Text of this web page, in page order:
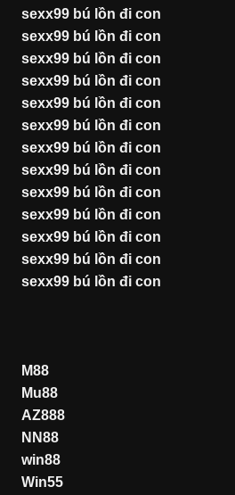
sexx99 bú lồn đi con
sexx99 bú lồn đi con
sexx99 bú lồn đi con
sexx99 bú lồn đi con
sexx99 bú lồn đi con
sexx99 bú lồn đi con
sexx99 bú lồn đi con
sexx99 bú lồn đi con
sexx99 bú lồn đi con
sexx99 bú lồn đi con
sexx99 bú lồn đi con
sexx99 bú lồn đi con
sexx99 bú lồn đi con
M88
Mu88
AZ888
NN88
win88
Win55